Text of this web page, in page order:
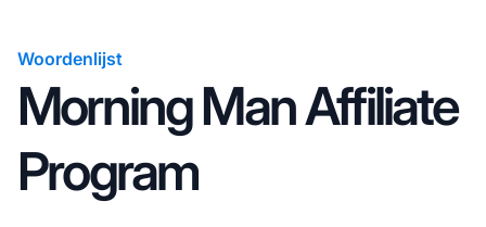
Woordenlijst
Morning Man Affiliate
Program